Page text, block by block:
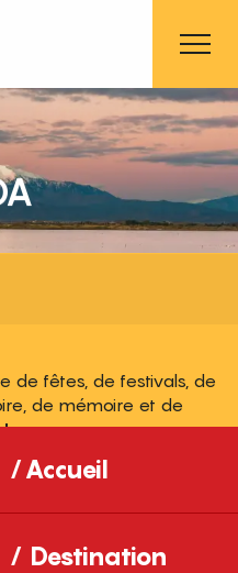
Accueil
Destination
de fêtes, de festivals, de
de mémoire et de
!